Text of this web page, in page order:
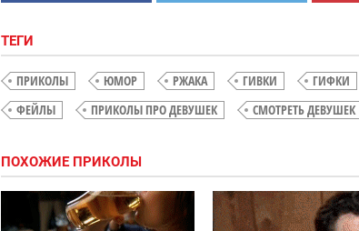
ТЕГИ
ПРИКОЛЫ ЮМОР РЖАКА ГИВКИ ГИФКИ
ФЕЙЛЫ
ПРИКОЛЫ ПРО ДЕВУШЕК СМОТРЕТЬ ДЕВУШЕК
ПОХОЖИЕ ПРИКОЛЫ
Тема
сисек